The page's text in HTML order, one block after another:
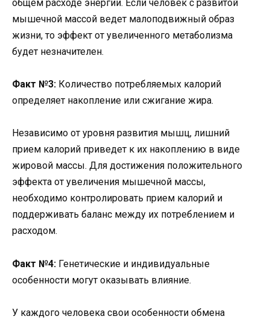
общем расходе энергии. Если человек с развитой
мышечной массой ведет малоподвижный образ
жизни, то эффект от увеличенного метаболизма
будет незначителен.
Факт №3: Количество потребляемых калорий
определяет накопление или сжигание жира.
Независимо от уровня развития мышц, лишний
прием калорий приведет к их накоплению в виде
жировой массы. Для достижения положительного
эффекта от увеличения мышечной массы,
необходимо контролировать прием калорий и
поддерживать баланс между их потреблением и
расходом.
Факт №4: Генетические и индивидуальные
особенности могут оказывать влияние.
У каждого человека свои особенности обмена